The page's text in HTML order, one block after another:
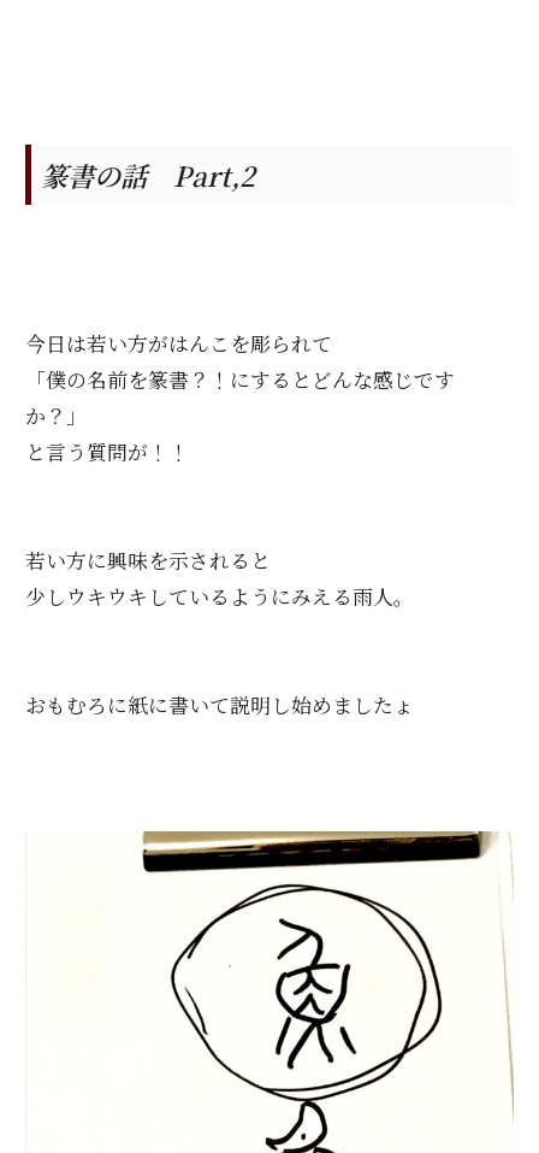
篆書の話 Part,2
今日は若い方がはんこを彫られて
「僕の名前を篆書？！にするとどんな感じです
か？」
と言う質問が！！
若い方に興味を示されると
少しウキウキしているようにみえる雨人。
おもむろに紙に書いて説明し始めましたょ